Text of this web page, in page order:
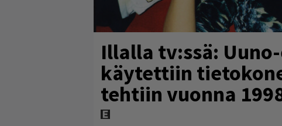
Illalla tv:ssä:
käytettiin
tehtiin vuonna